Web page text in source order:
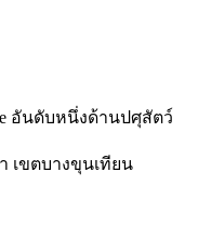
อันดับหนึ่งด้านปศุสัตว์
เขตบางขุนเทียน